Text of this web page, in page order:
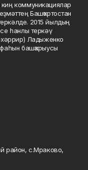
коммуникациялар
Башҡортостан
2015 йылдың
һанлы теркәү
Ладыженко
башҡарыусы
район, с.Мраково,